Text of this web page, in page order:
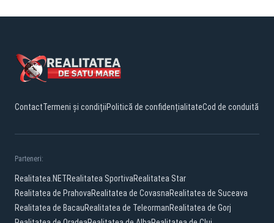
ContactTermeni și condițiiPolitică de confidențialitateCod de conduită
Parteneri:
Realitatea.NETRealitatea SportivaRealitatea Star
Realitatea de PrahovaRealitatea de CovasnaRealitatea de Suceava
Realitatea de BacauRealitatea de TeleormanRealitatea de Gorj